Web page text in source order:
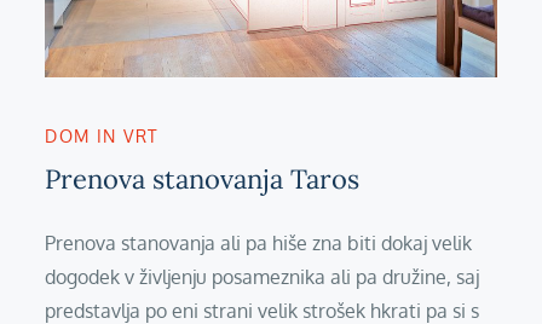
DOM IN VRT
Prenova stanovanja Taros
Prenova stanovanja ali pa hiše zna biti dokaj velik
dogodek v življenju posameznika ali pa družine, saj
predstavlja po eni strani velik strošek hkrati pa si s